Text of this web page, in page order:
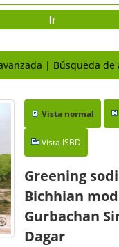
Ir
Búsqueda de
Vista normal
Vista ISBD
Greening
Bichhian
Gurbachan
Dagar